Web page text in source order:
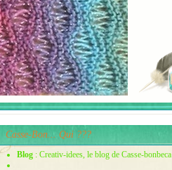
Casse-Bon... Qui ???
Blog : Creativ-idees, le blog de Casse-bonbeca